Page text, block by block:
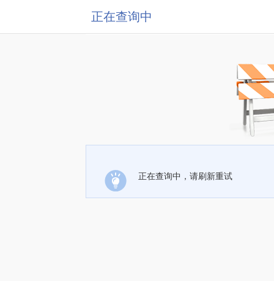
正在查询中
正在查询中，请刷新重试